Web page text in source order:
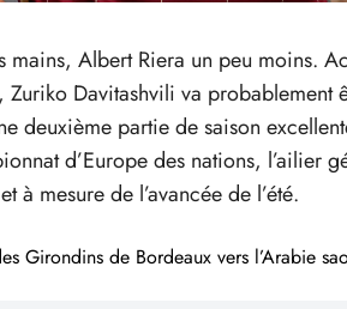
Albert Riera un peu moins.
Davitashvili va probablement
deuxième partie de saison
d’Europe des nations, l’ailier
à mesure de l’avancée de l’été.
Girondins de Bordeaux vers l’Arabie